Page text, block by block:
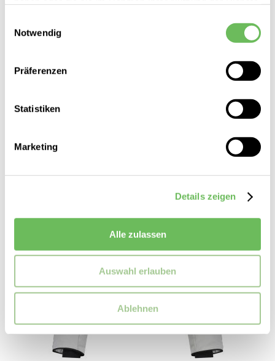
Notwendig
Präferenzen
Statistiken
Marketing
Details zeigen
Alle zulassen
Auswahl erlauben
Ablehnen
Damen Steppmantel Marlow